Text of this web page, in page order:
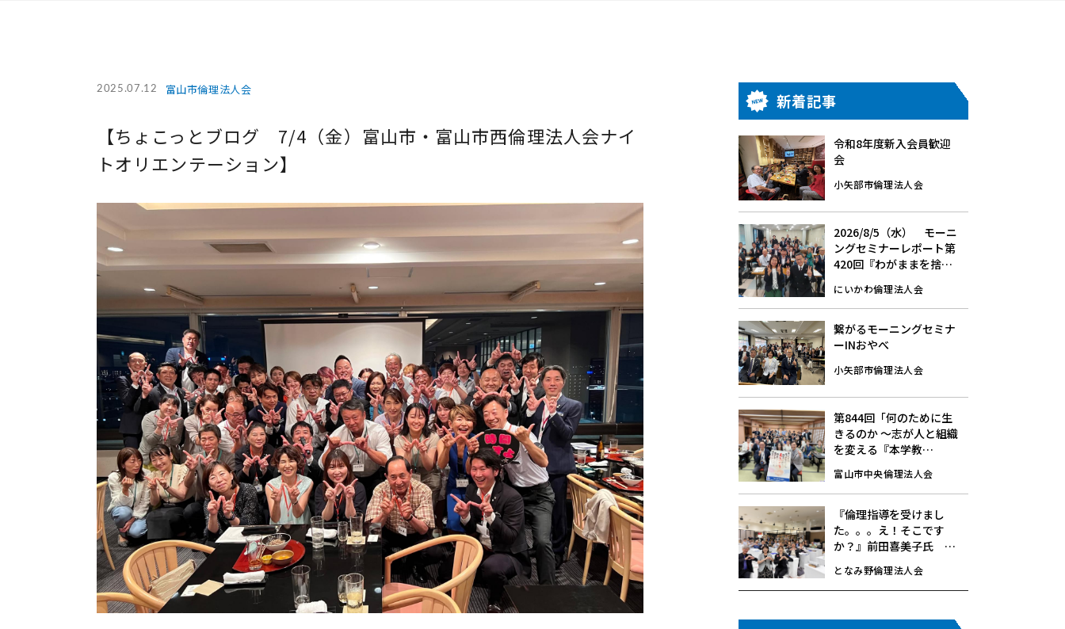
2025.07.12 富山市倫理法人会
【ちょこっとブログ 7/4（金）富山市・富山市西倫理法人会ナイ
トオリエンテーション】
新着記事
令和8年度新入会員歓迎
会
小矢部市倫理法人会
2026/8/5（水） モーニ
ングセミナーレポート第
420回『わがままを捨て
にいかわ倫理法人会
繋がるモーニングセミナ
ーINおやべ
小矢部市倫理法人会
第844回「何のために生
きるのか 〜志が人と組織
を変える『本学教
ニングセミナーレポート
富山市中央倫理法人会
『倫理指導を受けまし
た。。。え！そこです
か？』前田喜美子氏
ーニングセミナーレポー
ト
となみ野倫理法人会